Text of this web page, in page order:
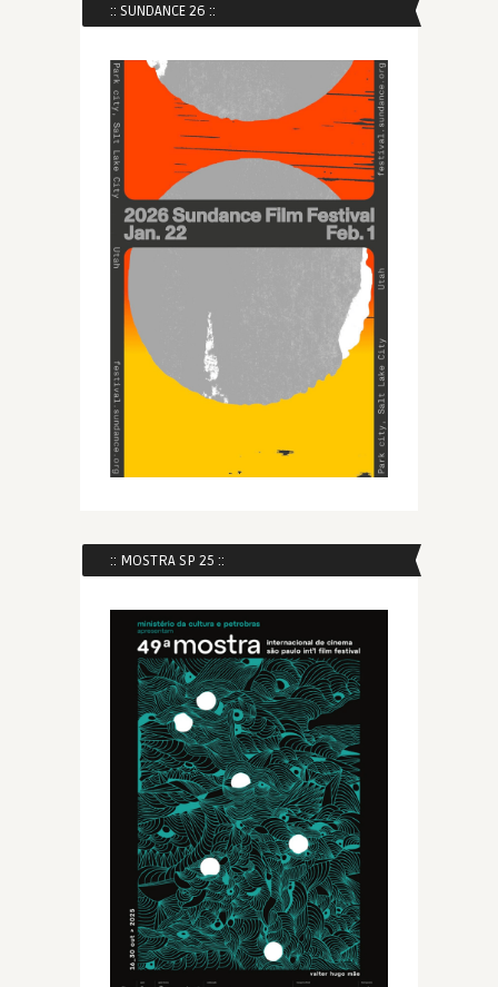
:: SUNDANCE 26 ::
:: MOSTRA SP 25 ::